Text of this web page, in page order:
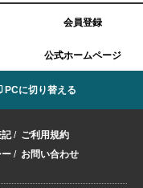
会員登録
公式ホームページ
PCに切り替える
/ ご利用規約
ー / お問い合わせ